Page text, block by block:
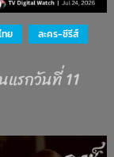
ทย
ละคร-ซีรีส์
แรกวันที่ 11